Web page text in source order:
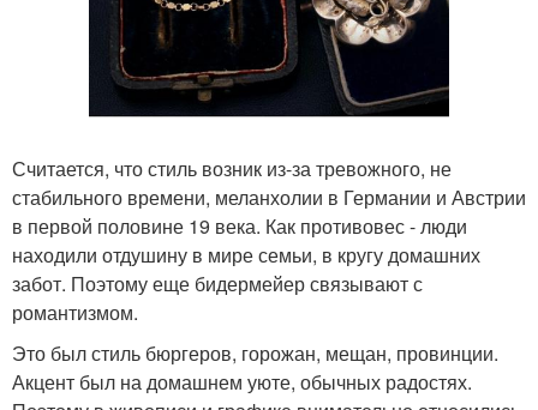
Считается, что стиль возник из-за тревожного, не
стабильного времени, меланхолии в Германии и Австрии
в первой половине 19 века. Как противовес - люди
находили отдушину в мире семьи, в кругу домашних
забот. Поэтому еще бидермейер связывают с
романтизмом.
Это был стиль бюргеров, горожан, мещан, провинции.
Акцент был на домашнем уюте, обычных радостях.